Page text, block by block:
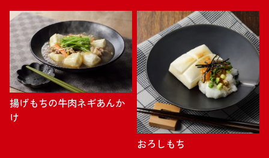
揚げもちの牛肉ネギあんか
け
おろしもち